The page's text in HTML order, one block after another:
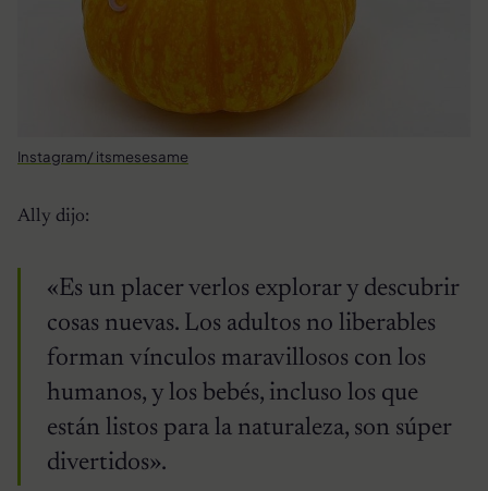
Instagram/ itsmesesame
Ally dijo:
«Es un placer verlos explorar y descubrir
cosas nuevas. Los adultos no liberables
forman vínculos maravillosos con los
humanos, y los bebés, incluso los que
están listos para la naturaleza, son súper
divertidos».